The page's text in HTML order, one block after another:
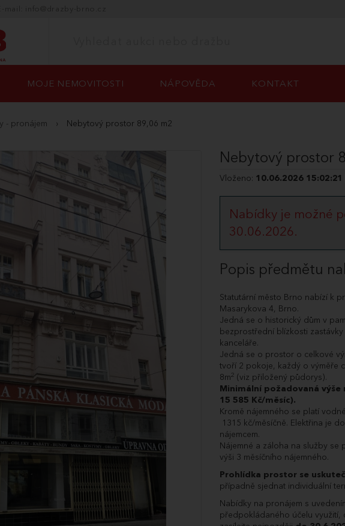
MOJE NEMOVITOSTI NÁPOVĚDA KONTAKT
- pronájem › Nebytový prostor 89,06 m2
Nebytový prostor
Vloženo: 10.06.2026 15:02:21
Nabídky je možné
30.06.2026.
Popis předmětu
Statutární město Brno nabízí k
Masarykova 4, Brno.
Jedná se o historický dům v
bezprostřední blízkosti
kanceláře.
Jedná se o prostor o celkové
tvoří 2 pokoje, každý o výměře
8m2 (viz přiložený půdorys).
Minimální požadovaná výše
15 585 Kč/měsíc).
Kromě nájemného se platí
1315 kč/měsíčně. Elektřina je
nájemcem.
Nájemné a záloha na služby se
výši 3 měsíčního nájemného.
Prohlídka prostor se
případně sjednat individuální
Nabídky na pronájem s
předpokládaného účelu využití,